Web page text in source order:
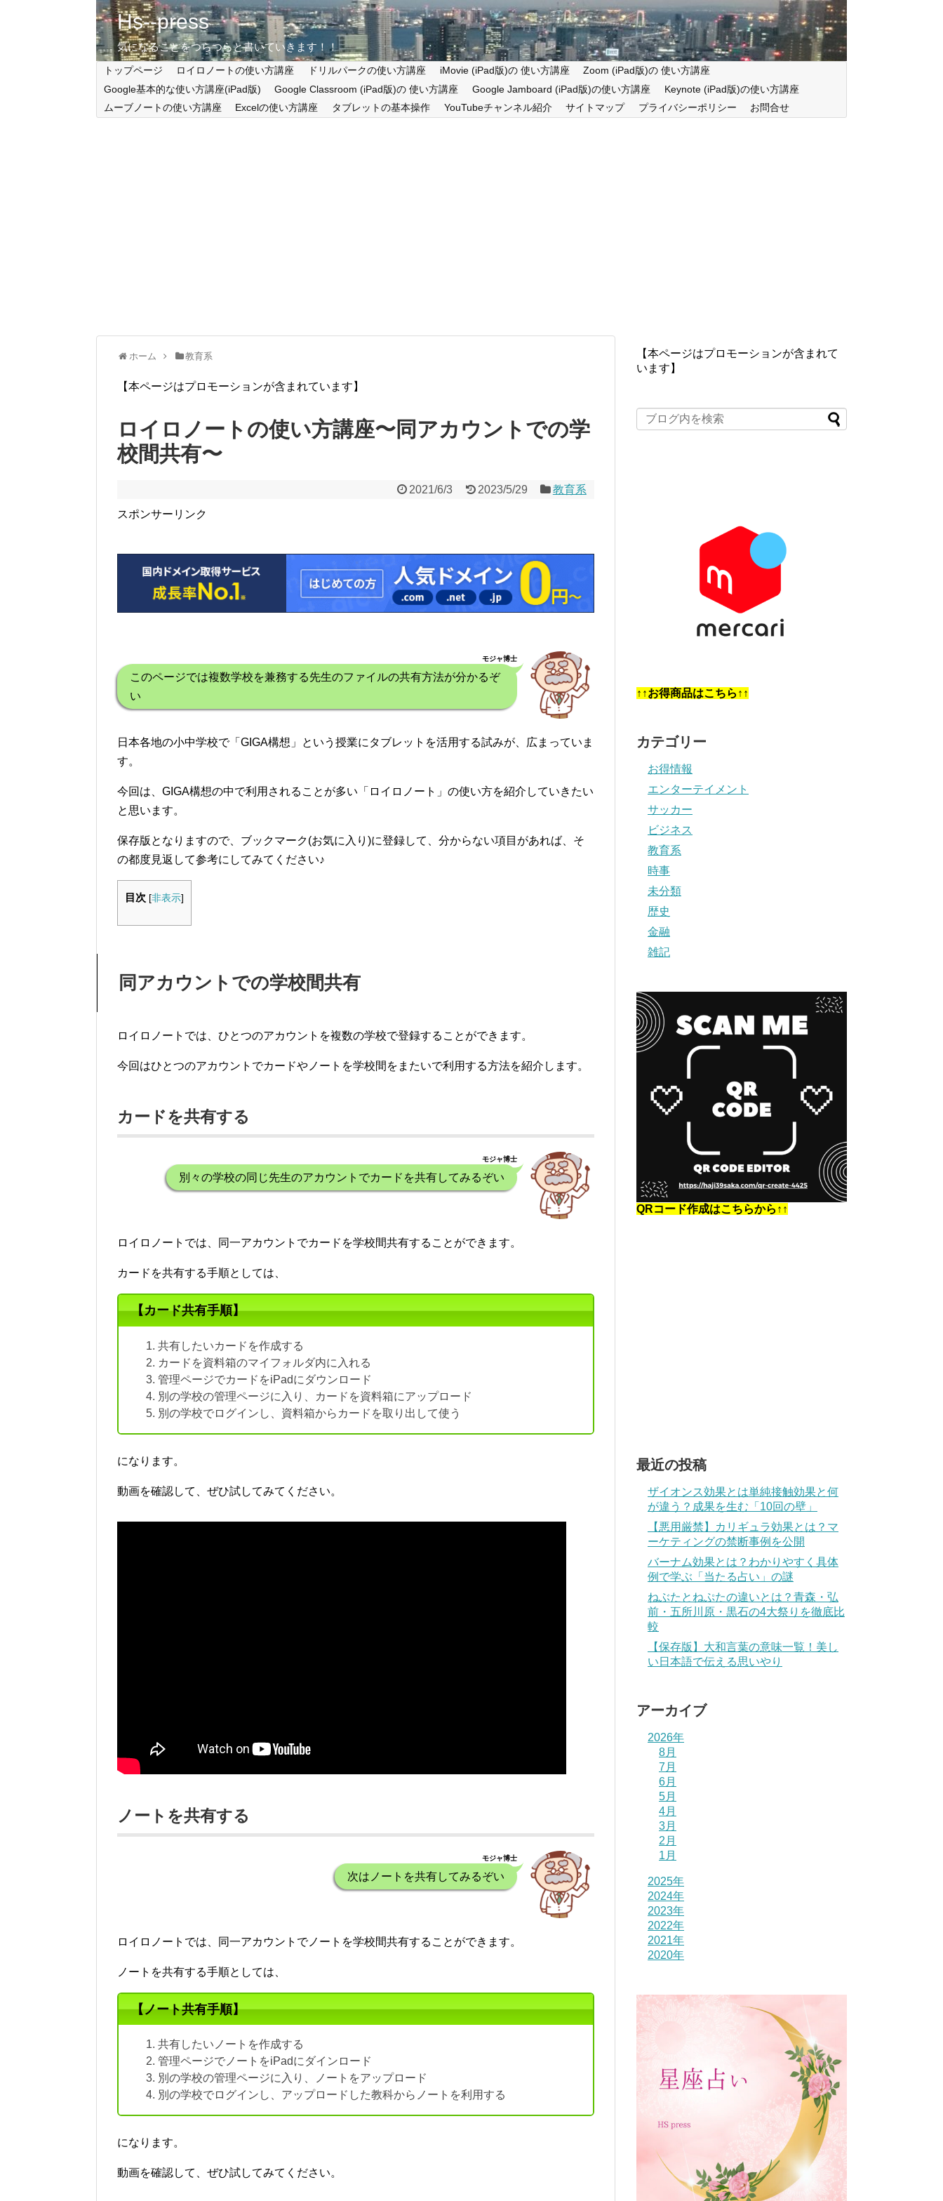
Hs--press
気になることをつらつらと書いていきます！！
トップページ ロイロノートの使い方講座 ドリルパークの使い方講座 iMovie (iPad版)の 使い方講座
Zoom (iPad版)の 使い方講座
Google基本的な使い方講座(iPad版)
Google Classroom (iPad版)の 使い方講座 Google Jamboard (iPad版)の使い方講座
Keynote (iPad版)の使い方講座
ムーブノートの使い方講座
Excelの使い方講座 タブレットの基本操作 YouTubeチャンネル紹介 サイトマップ プライバシーポリシー お問合せ
ホーム 教育系
【本ページはプロモーションが含まれています】
ロイロノートの使い方講座〜同アカウントでの学
校間共有〜
2021/6/3 2023/5/29 教育系
スポンサーリンク
モジャ博士
このページでは複数学校を兼務する先生のファイルの共有方法が分かるぞ
い
日本各地の小中学校で「GIGA構想」という授業にタブレットを活用する試みが、広まっていま
す。
今回は、GIGA構想の中で利用されることが多い「ロイロノート」の使い方を紹介していきたい
と思います。
保存版となりますので、ブックマーク(お気に入り)に登録して、分からない項目があれば、そ
の都度見返して参考にしてみてください♪
目次 [非表示]
同アカウントでの学校間共有
ロイロノートでは、ひとつのアカウントを複数の学校で登録することができます。
今回はひとつのアカウントでカードやノートを学校間をまたいで利用する方法を紹介します。
カードを共有する
モジャ博士
別々の学校の同じ先生のアカウントでカードを共有してみるぞい
ロイロノートでは、同一アカウントでカードを学校間共有することができます。
カードを共有する手順としては、
【カード共有手順】
共有したいカードを作成する
カードを資料箱のマイフォルダ内に入れる
管理ページでカードをiPadにダウンロード
別の学校の管理ページに入り、カードを資料箱にアップロード
別の学校でログインし、資料箱からカードを取り出して使う
になります。
動画を確認して、ぜひ試してみてください。
ノートを共有する
モジャ博士
次はノートを共有してみるぞい
ロイロノートでは、同一アカウントでノートを学校間共有することができます。
ノートを共有する手順としては、
【ノート共有手順】
共有したいノートを作成する
管理ページでノートをiPadにダインロード
別の学校の管理ページに入り、ノートをアップロード
別の学校でログインし、アップロードした教科からノートを利用する
になります。
動画を確認して、ぜひ試してみてください。
【本ページはプロモーションが含まれて
います】
↑↑お得商品はこちら↑↑
カテゴリー
お得情報
エンターテイメント
サッカー
ビジネス
教育系
時事
未分類
歴史
金融
雑記
QRコード作成はこちらから↑↑
最近の投稿
ザイオンス効果とは単純接触効果と何
が違う？成果を生む「10回の壁」
【悪用厳禁】カリギュラ効果とは？マ
ーケティングの禁断事例を公開
バーナム効果とは？わかりやすく具体
例で学ぶ「当たる占い」の謎
ねぶたとねぷたの違いとは？青森・弘
前・五所川原・黒石の4大祭りを徹底比
較
【保存版】大和言葉の意味一覧！美し
い日本語で伝える思いやり
アーカイブ
2026年
8月
7月
6月
5月
4月
3月
2月
1月
2025年
2024年
2023年
2022年
2021年
2020年